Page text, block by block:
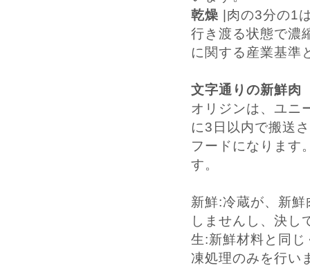
乾燥 |肉の3分の1
行き渡る状態で濃
に関する産業基準
文字通りの新鮮肉
オリジンは、ユニ
に3日以内で搬送
フードになります
す。
新鮮:冷蔵が、新
しませんし、決し
生:新鮮材料と同
凍処理のみを行い